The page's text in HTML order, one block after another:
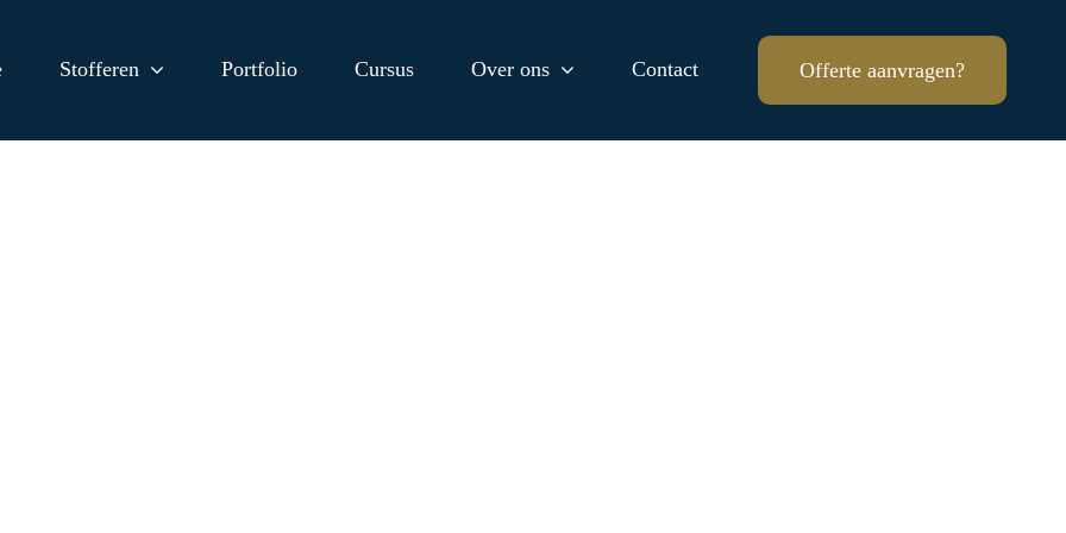
Stofferen Portfolio Cursus Over ons Contact Offerte aanvragen?